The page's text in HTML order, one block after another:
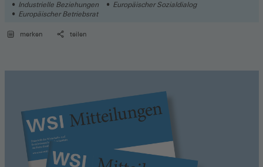
Industrielle Beziehungen
Europäischer Sozialdialog
Europäischer Betriebsrat
merken teilen